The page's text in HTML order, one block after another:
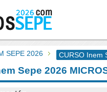
SEPE 2026 CURSO Inem
Sepe 2026